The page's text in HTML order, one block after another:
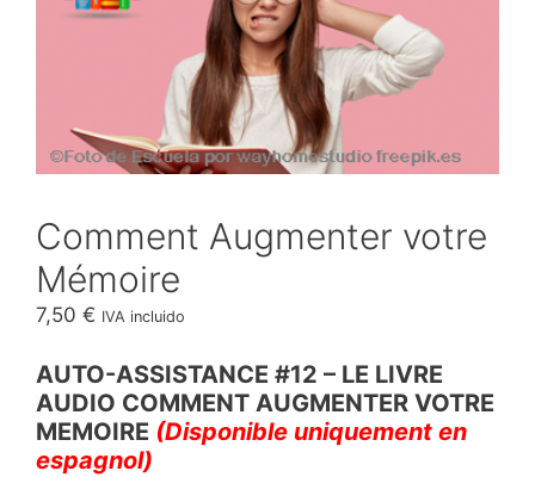
Comment Augmenter votre
Mémoire
7,50 € IVA incluido
AUTO-ASSISTANCE #12 – LE LIVRE
AUDIO COMMENT AUGMENTER VOTRE
MEMOIRE (Disponible uniquement en
espagnol)